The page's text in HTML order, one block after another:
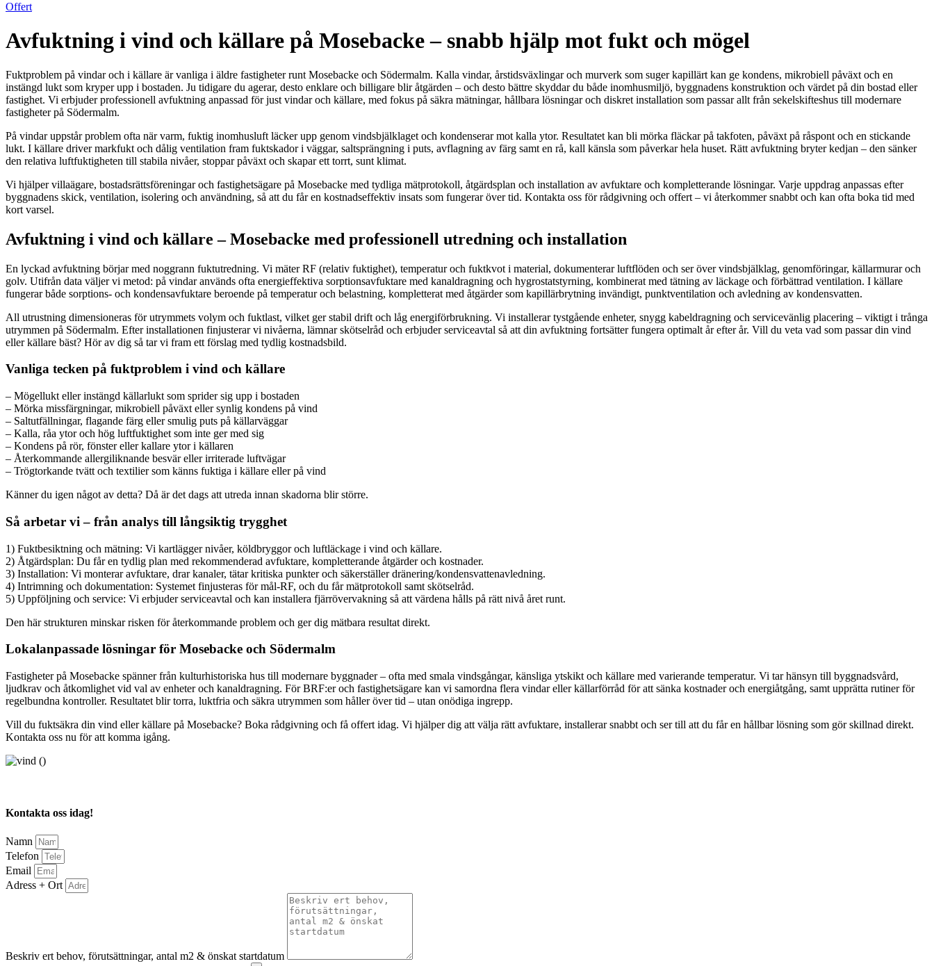
Offert
Avfuktning i vind och källare på Mosebacke – snabb hjälp mot fukt och mögel
Fuktproblem på vindar och i källare är vanliga i äldre fastigheter runt Mosebacke och Södermalm. Kalla vindar, årstidsväxlingar och murverk som suger kapillärt kan ge kondens, mikrobiell påväxt och en
instängd lukt som kryper upp i bostaden. Ju tidigare du agerar, desto enklare och billigare blir åtgärden – och desto bättre skyddar du både inomhusmiljö, byggnadens konstruktion och värdet på din bostad eller
fastighet. Vi erbjuder professionell avfuktning anpassad för just vindar och källare, med fokus på säkra mätningar, hållbara lösningar och diskret installation som passar allt från sekelskifteshus till modernare
fastigheter på Södermalm.
På vindar uppstår problem ofta när varm, fuktig inomhusluft läcker upp genom vindsbjälklaget och kondenserar mot kalla ytor. Resultatet kan bli mörka fläckar på takfoten, påväxt på råspont och en stickande
lukt. I källare driver markfukt och dålig ventilation fram fuktskador i väggar, saltsprängning i puts, avflagning av färg samt en rå, kall känsla som påverkar hela huset. Rätt avfuktning bryter kedjan – den sänker
den relativa luftfuktigheten till stabila nivåer, stoppar påväxt och skapar ett torrt, sunt klimat.
Vi hjälper villaägare, bostadsrättsföreningar och fastighetsägare på Mosebacke med tydliga mätprotokoll, åtgärdsplan och installation av avfuktare och kompletterande lösningar. Varje uppdrag anpassas efter
byggnadens skick, ventilation, isolering och användning, så att du får en kostnadseffektiv insats som fungerar över tid. Kontakta oss för rådgivning och offert – vi återkommer snabbt och kan ofta boka tid med
kort varsel.
Avfuktning i vind och källare – Mosebacke med professionell utredning och installation
En lyckad avfuktning börjar med noggrann fuktutredning. Vi mäter RF (relativ fuktighet), temperatur och fuktkvot i material, dokumenterar luftflöden och ser över vindsbjälklag, genomföringar, källarmurar och
golv. Utifrån data väljer vi metod: på vindar används ofta energieffektiva sorptionsavfuktare med kanaldragning och hygrostatstyrning, kombinerat med tätning av läckage och förbättrad ventilation. I källare
fungerar både sorptions- och kondensavfuktare beroende på temperatur och belastning, kompletterat med åtgärder som kapillärbrytning invändigt, punktventilation och avledning av kondensvatten.
All utrustning dimensioneras för utrymmets volym och fuktlast, vilket ger stabil drift och låg energiförbrukning. Vi installerar tystgående enheter, snygg kabeldragning och servicevänlig placering – viktigt i trånga
utrymmen på Södermalm. Efter installationen finjusterar vi nivåerna, lämnar skötselråd och erbjuder serviceavtal så att din avfuktning fortsätter fungera optimalt år efter år. Vill du veta vad som passar din vind
eller källare bäst? Hör av dig så tar vi fram ett förslag med tydlig kostnadsbild.
Vanliga tecken på fuktproblem i vind och källare
– Mögellukt eller instängd källarlukt som sprider sig upp i bostaden
– Mörka missfärgningar, mikrobiell påväxt eller synlig kondens på vind
– Saltutfällningar, flagande färg eller smulig puts på källarväggar
– Kalla, råa ytor och hög luftfuktighet som inte ger med sig
– Kondens på rör, fönster eller kallare ytor i källaren
– Återkommande allergiliknande besvär eller irriterade luftvägar
– Trögtorkande tvätt och textilier som känns fuktiga i källare eller på vind
Känner du igen något av detta? Då är det dags att utreda innan skadorna blir större.
Så arbetar vi – från analys till långsiktig trygghet
1) Fuktbesiktning och mätning: Vi kartlägger nivåer, köldbryggor och luftläckage i vind och källare.
2) Åtgärdsplan: Du får en tydlig plan med rekommenderad avfuktare, kompletterande åtgärder och kostnader.
3) Installation: Vi monterar avfuktare, drar kanaler, tätar kritiska punkter och säkerställer dränering/kondensvattenavledning.
4) Intrimning och dokumentation: Systemet finjusteras för mål-RF, och du får mätprotokoll samt skötselråd.
5) Uppföljning och service: Vi erbjuder serviceavtal och kan installera fjärrövervakning så att värdena hålls på rätt nivå året runt.
Den här strukturen minskar risken för återkommande problem och ger dig mätbara resultat direkt.
Lokalanpassade lösningar för Mosebacke och Södermalm
Fastigheter på Mosebacke spänner från kulturhistoriska hus till modernare byggnader – ofta med smala vindsgångar, känsliga ytskikt och källare med varierande temperatur. Vi tar hänsyn till byggnadsvård,
ljudkrav och åtkomlighet vid val av enheter och kanaldragning. För BRF:er och fastighetsägare kan vi samordna flera vindar eller källarförråd för att sänka kostnader och energiåtgång, samt upprätta rutiner för
regelbundna kontroller. Resultatet blir torra, luktfria och säkra utrymmen som håller över tid – utan onödiga ingrepp.
Vill du fuktsäkra din vind eller källare på Mosebacke? Boka rådgivning och få offert idag. Vi hjälper dig att välja rätt avfuktare, installerar snabbt och ser till att du får en hållbar lösning som gör skillnad direkt.
Kontakta oss nu för att komma igång.
Kontakta oss idag!
Namn
Telefon
Email
Adress + Ort
Beskriv ert behov, förutsättningar, antal m2 & önskat startdatum